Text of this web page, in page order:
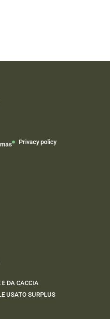
Privacy policy
DA CACCIA
USATO SURPLUS